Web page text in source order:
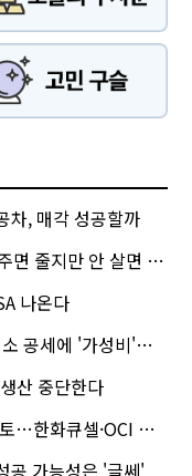
, 매각 성공할까
지만 안 살면 2.5배
나온다
에 '가성비'로 맞불
산 중단한다
큐셀·OCI 영향은?
공 가능성은 '글쎄'